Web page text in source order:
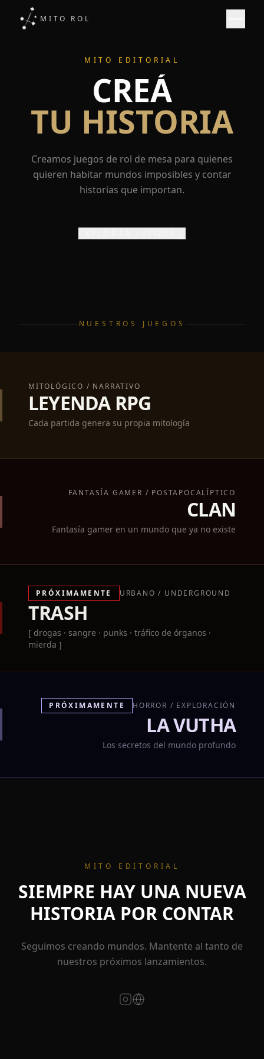
MITO ROL
MITO EDITORIAL
CREÁ
TU HISTORIA
Creamos juegos de rol de mesa para quienes
quieren habitar mundos imposibles y contar
historias que importan.
NUESTROS JUEGOS
MITOLÓGICO / NARRATIVO
LEYENDA RPG
Cada partida genera su propia mitología
FANTASÍA GAMER / POSTAPOCALÍPTICO
CLAN
Fantasía gamer en un mundo que ya no existe
PRÓXIMAMENTE URBANO / UNDERGROUND
TRASH
[ drogas · sangre · punks · tráfico de órganos ·
mierda ]
PRÓXIMAMENTE HORROR / EXPLORACIÓN
LA VUTHA
Los secretos del mundo profundo
MITO EDITORIAL
SIEMPRE HAY UNA NUEVA
HISTORIA POR CONTAR
Seguimos creando mundos. Mantente al tanto de
nuestros próximos lanzamientos.